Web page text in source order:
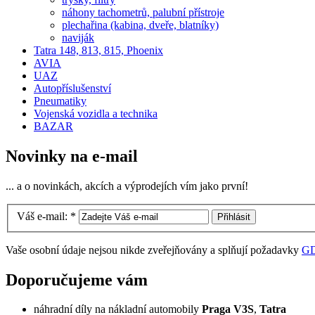
náhony tachometrů, palubní přístroje
plechařina (kabina, dveře, blatníky)
naviják
Tatra 148, 813, 815, Phoenix
AVIA
UAZ
Autopříslušenství
Pneumatiky
Vojenská vozidla a technika
BAZAR
Novinky na e-mail
... a o novinkách, akcích a výprodejích vím jako první!
Váš e-mail: *
Vaše osobní údaje nejsou nikde zveřejňovány a splňují požadavky
Doporučujeme vám
náhradní díly na nákladní automobily Praga V3S, Tatra